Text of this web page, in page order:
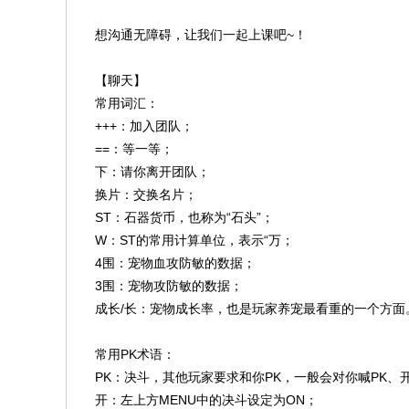
想沟通无障碍，让我们一起上课吧~！
【聊天】
常用词汇：
+++：加入团队；
==：等一等；
下：请你离开团队；
换片：交换名片；
ST：石器货币，也称为“石头”；
W：ST的常用计算单位，表示“万；
4围：宠物血攻防敏的数据；
3围：宠物攻防敏的数据；
成长/长：宠物成长率，也是玩家养宠最看重的一个方面
常用PK术语：
PK：决斗，其他玩家要求和你PK，一般会对你喊PK、
开：左上方MENU中的决斗设定为ON；